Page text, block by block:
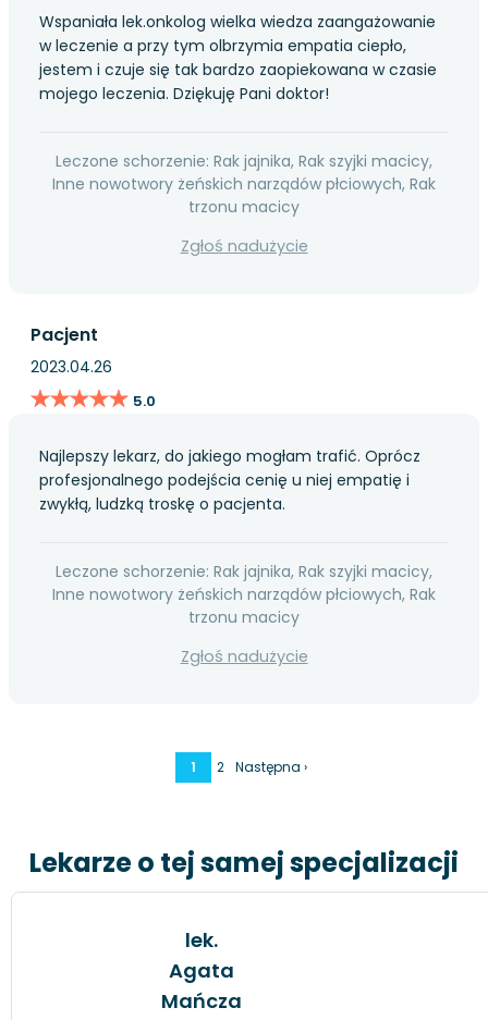
Wspaniała lek.onkolog wielka wiedza zaangażowanie
w leczenie a przy tym olbrzymia empatia ciepło,
jestem i czuje się tak bardzo zaopiekowana w czasie
mojego leczenia. Dziękuję Pani doktor!
Leczone schorzenie: Rak jajnika, Rak szyjki macicy,
Inne nowotwory żeńskich narządów płciowych, Rak
trzonu macicy
Zgłoś nadużycie
Pacjent
2023.04.26
★★★★★
★★★★★ 5.0
Najlepszy lekarz, do jakiego mogłam trafić. Oprócz
profesjonalnego podejścia cenię u niej empatię i
zwykłą, ludzką troskę o pacjenta.
Leczone schorzenie: Rak jajnika, Rak szyjki macicy,
Inne nowotwory żeńskich narządów płciowych, Rak
trzonu macicy
Zgłoś nadużycie
1 2 Następna ›
Lekarze o tej samej specjalizacji
lek.
Agata
Mańcza